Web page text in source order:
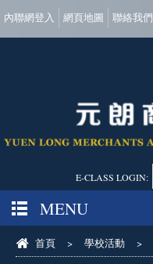
內聯網登入 網頁地圖 聯絡我們
E-CLASS LOGIN:
MENU
首頁 > 學校活動 >